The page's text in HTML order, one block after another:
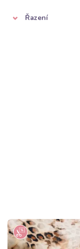
abstrakci.
Tipy pro
Viskóza vyžaduje
teploty (do 30 °C) a
Řazení